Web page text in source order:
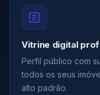
Vitrine digital
Perfil público com
todos os seus
alto padrão.